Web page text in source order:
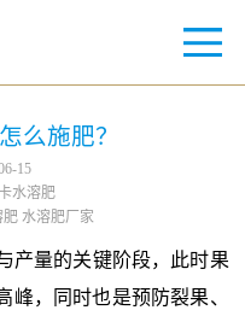
么施肥？
15
水溶肥
水溶肥厂家
产量的关键阶段，此时果
，同时也是预防裂果、